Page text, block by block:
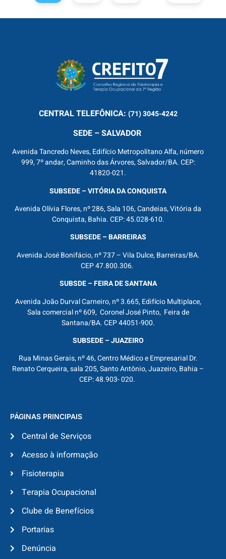
CENTRALTELEFÔNICA: (71) 3045-4242
SEDE – SALVADOR
Avenida Tancredo Neves, Edifício Metropolitano Alfa, número
999, 7º andar, Caminho das Árvores, Salvador/BA. CEP:
41820-021.
SUBSEDE – VITÓRIA DA CONQUISTA
Avenida Olívia Flores, nº 286, Sala 106, Candeias, Vitória da
Conquista, Bahia. CEP: 45.028-610.
SUBSEDE – BARREIRAS
Avenida José Bonifácio, nº 737 – Vila Dulce, Barreiras/BA.
CEP 47.800.306.
SUBSDE – FEIRA DE SANTANA
Avenida João Durval Carneiro, nº 3.665, Edifício Multiplace,
Sala comercial nº 609, Coronel José Pinto, Feira de
Santana/BA. CEP 44051-900.
SUBSEDE – JUAZEIRO
Rua Minas Gerais, nº 46, Centro Médico e Empresarial Dr.
Renato Cerqueira, sala 205, Santo Antônio, Juazeiro, Bahia –
CEP: 48.903- 020.
PÁGINAS PRINCIPAIS
Central de Serviços
Acesso à informação
Fisioterapia
Terapia Ocupacional
Clube de Benefícios
Portarias
Denúncia